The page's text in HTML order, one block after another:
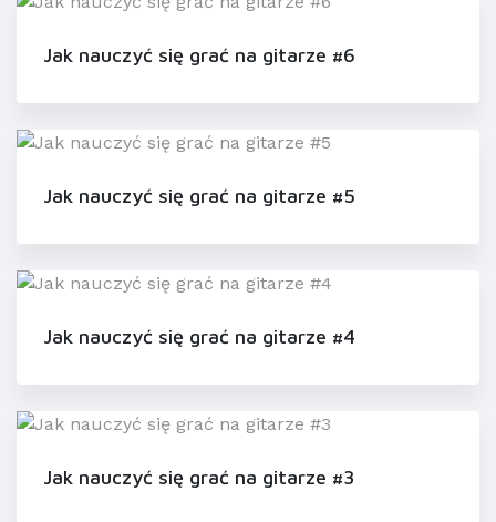
Jak nauczyć się grać na gitarze #6
Jak nauczyć się grać na gitarze #5
Jak nauczyć się grać na gitarze #4
Jak nauczyć się grać na gitarze #3